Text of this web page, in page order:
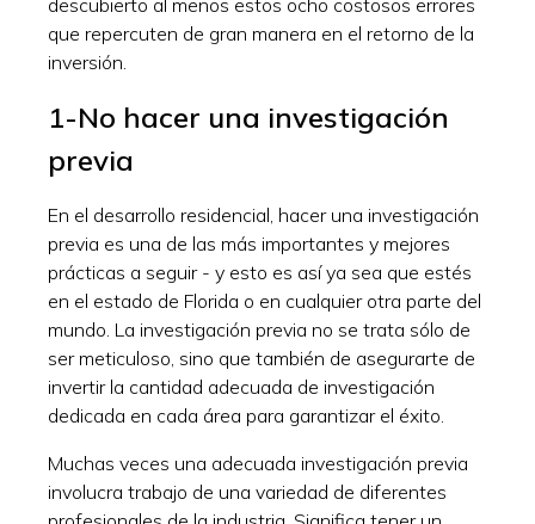
que repercuten de gran manera en el retorno de la
inversión.
1-No hacer una investigación
previa
En el desarrollo residencial, hacer una investigación
previa es una de las más importantes y mejores
prácticas a seguir - y esto es así ya sea que estés
en el estado de Florida o en cualquier otra parte del
mundo. La investigación previa no se trata sólo de
ser meticuloso, sino que también de asegurarte de
invertir la cantidad adecuada de investigación
dedicada en cada área para garantizar el éxito.
Muchas veces una adecuada investigación previa
involucra trabajo de una variedad de diferentes